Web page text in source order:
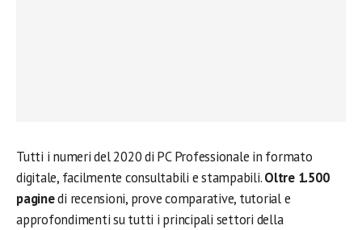
Tutti i numeri del 2020 di PC Professionale in formato
digitale, facilmente consultabili e stampabili.Oltre 1.500
paginedi recensioni, prove comparative, tutorial e
approfondimenti su tutti i principali settori della